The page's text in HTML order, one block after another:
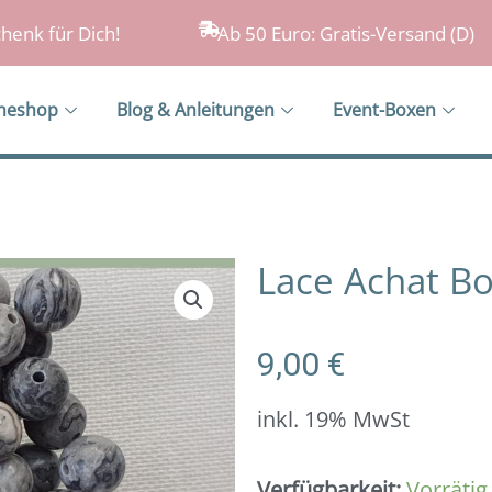
für Dich! Ab 50 Euro: Gratis-Versand (D)
Blog & Anleitungen Event-Boxen
Lace Achat
9,00 €
inkl. 19% MwSt